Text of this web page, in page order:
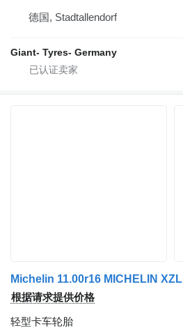
德国, Stadtallendorf
Giant- Tyres- Germany
Michelin 11.00r16 MICHELIN XZL
根据请求提供价格
轻型卡车轮胎